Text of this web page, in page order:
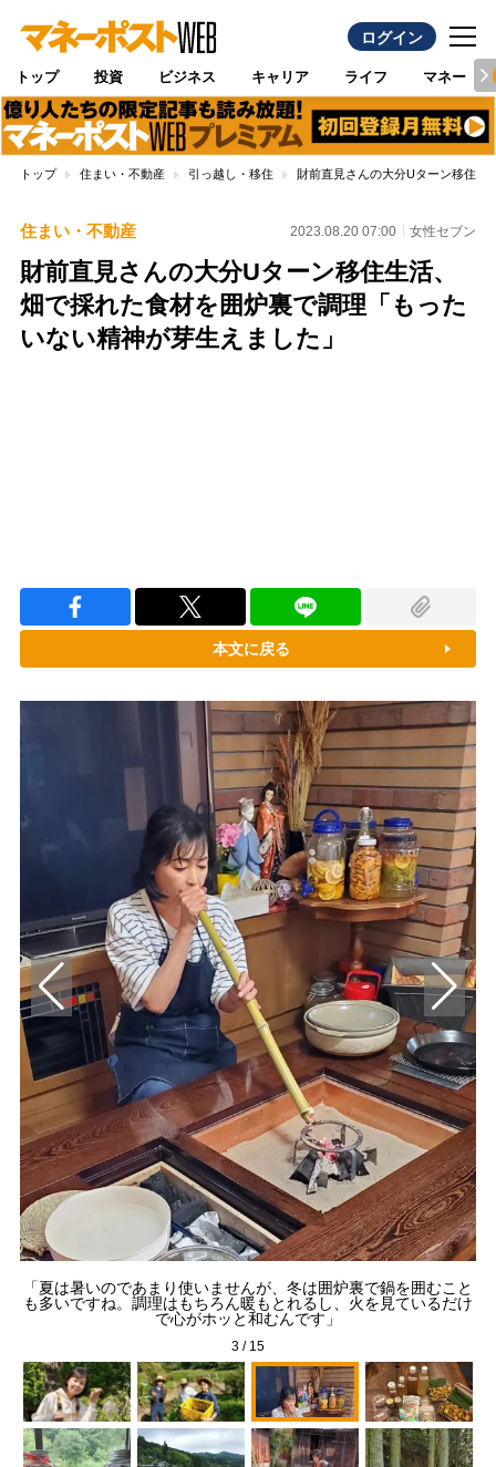
ログイン
トップ 投資 ビジネス キャリア ライフ マネー
トップ 住まい・不動産 引っ越し・移住 財前直見さんの大分Uターン移住生
住まい・不動産 2023.08.20 07:00 女性セブン
財前直見さんの大分Uターン移住生活、
畑で採れた食材を囲炉裏で調理「もった
いない精神が芽生えました」
本文に戻る
「夏は暑いのであまり使いませんが、冬は囲炉裏で鍋を囲むこと
も多いですね。調理はもちろん暖もとれるし、火を見ているだけ
で心がホッと和むんです」
3 / 15